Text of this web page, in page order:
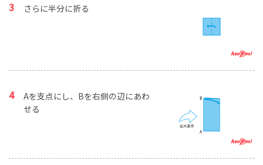
さらに半分に折る
Aを支点にし、Bを右側の辺にあわ
せる